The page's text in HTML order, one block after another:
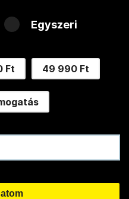
Egyszeri
Ft 49 990 Ft